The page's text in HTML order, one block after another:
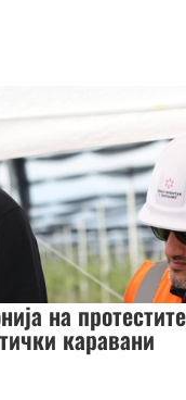
на протестите
каравани